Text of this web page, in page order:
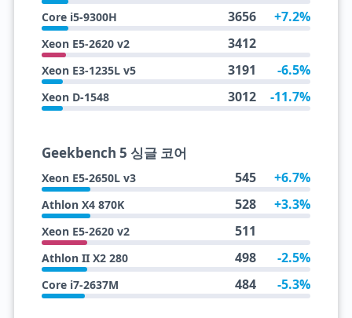
Core i5-9300H 3656 +7.2%
Xeon E5-2620 v2 3412
Xeon E3-1235L v5 3191 -6.5%
Xeon D-1548 3012 -11.7%
Geekbench 5 싱글 코어
Xeon E5-2650L v3 545 +6.7%
Athlon X4 870K 528 +3.3%
Xeon E5-2620 v2 511
Athlon II X2 280 498 -2.5%
Core i7-2637M 484 -5.3%